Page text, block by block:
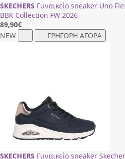
SKECHERS Γυναικείο sneaker Uno
ΒΒΚ Collection FW 2026
89,90€
NEW
ΓΡΗΓΟΡΗ ΑΓΟΡΑ
SKECHERS Γυναικείο sneaker